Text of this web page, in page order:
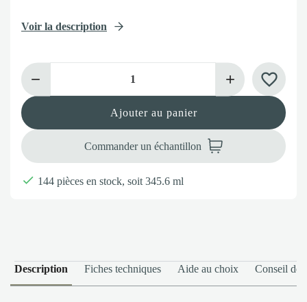
Voir la description
Ajouter au panier
Commander un échantillon
favorite_border
 144 pièces en stock, soit 345.6 ml
Description Fiches techniques Aide au choix Conseil de